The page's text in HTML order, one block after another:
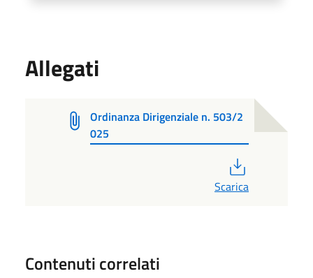
Allegati
Ordinanza Dirigenziale n. 503/2
025
Scarica
Contenuti correlati